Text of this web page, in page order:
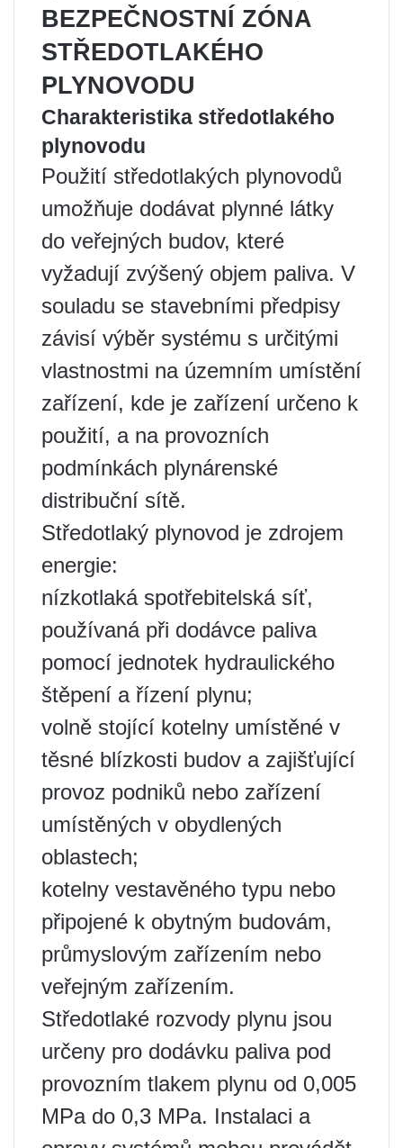
BEZPEČNOSTNÍ ZÓNA
STŘEDOTLAKÉHO
PLYNOVODU
Charakteristika středotlakého
plynovodu
Použití středotlakých plynovodů
umožňuje dodávat plynné látky
do veřejných budov, které
vyžadují zvýšený objem paliva. V
souladu se stavebními předpisy
závisí výběr systému s určitými
vlastnostmi na územním umístění
zařízení, kde je zařízení určeno k
použití, a na provozních
podmínkách plynárenské
distribuční sítě.
Středotlaký plynovod je zdrojem
energie:
nízkotlaká spotřebitelská síť,
používaná při dodávce paliva
pomocí jednotek hydraulického
štěpení a řízení plynu;
volně stojící kotelny umístěné v
těsné blízkosti budov a zajišťující
provoz podniků nebo zařízení
umístěných v obydlených
oblastech;
kotelny vestavěného typu nebo
připojené k obytným budovám,
průmyslovým zařízením nebo
veřejným zařízením.
Středotlaké rozvody plynu jsou
určeny pro dodávku paliva pod
provozním tlakem plynu od 0,005
MPa do 0,3 MPa. Instalaci a